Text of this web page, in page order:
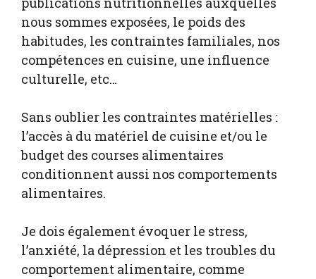
nous sommes exposées, le poids des
habitudes, les contraintes familiales, nos
compétences en cuisine, une influence
culturelle, etc…
Sans oublier les contraintes matérielles :
l’accès à du matériel de cuisine et/ou le
budget des courses alimentaires
conditionnent aussi nos comportements
alimentaires.
Je dois également évoquer le stress,
l’anxiété, la dépression et les troubles du
comportement alimentaire, comme